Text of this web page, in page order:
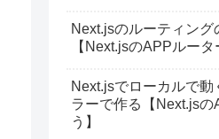
Next.jsのルーティング
【Next.jsのAPPルータ
Next.jsでローカルで
ラーで作る【Next.js
う】